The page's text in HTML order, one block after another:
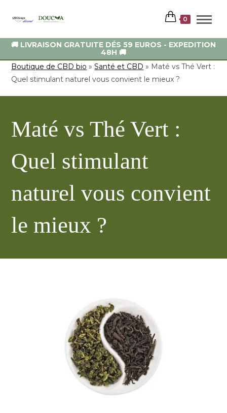
🚚 LIVRAISON GRATUITE DÉS 59 EUROS - EXPEDITION
48H 🚚
0
Boutique de CBD bio »Santé et CBD » Maté vs Thé Vert :
Quel stimulant naturel vous convient le mieux ?
Maté vs Thé Vert :
Quel stimulant
naturel vous convient
le mieux ?